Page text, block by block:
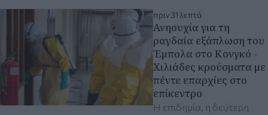
πριν 31 λεπτά
Ανησυχία για τη
ραγδαία εξάπλωση του
Έμπολα στο Κονγκό -
Χιλιάδες κρούσματα με
πέντε επαρχίες στο
επίκεντρο
Η επιδημία, η δεύτερη